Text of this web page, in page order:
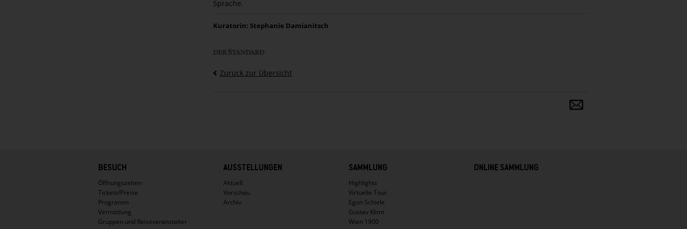
Sprache.
Kuratorin: Stephanie Damianitsch
Zurück zur Übersicht
BESUCH
Öffnungszeiten
Tickets/Preise
Programm
Vermittlung
Gruppen und Reiseveranstalter
AUSSTELLUNGEN
Aktuell
Vorschau
Archiv
SAMMLUNG
Highlights
Virtuelle Tour
Egon Schiele
Gustav Klimt
Wien 1900
ONLINE SAMMLUNG